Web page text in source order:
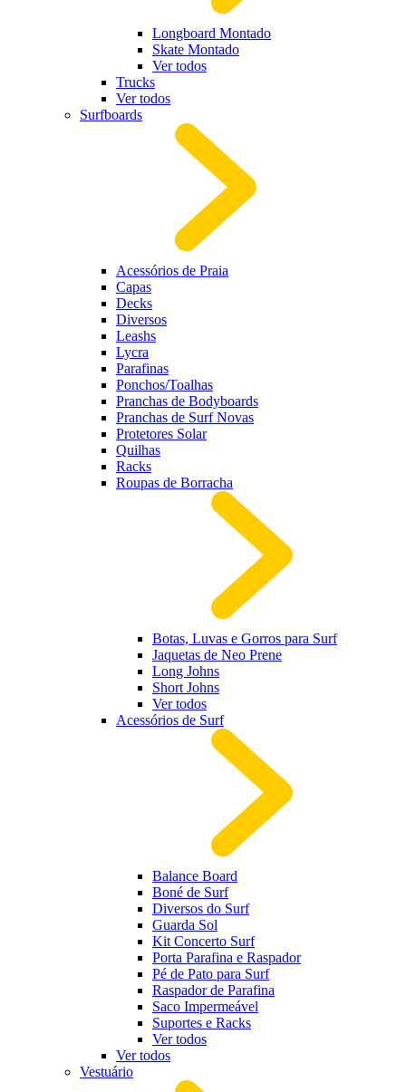
Longboard Montado
Skate Montado
Ver todos
Trucks
Ver todos
Surfboards
Acessórios de Praia
Capas
Decks
Diversos
Leashs
Lycra
Parafinas
Ponchos/Toalhas
Pranchas de Bodyboards
Pranchas de Surf Novas
Protetores Solar
Quilhas
Racks
Roupas de Borracha
Botas, Luvas e Gorros para Surf
Jaquetas de Neo Prene
Long Johns
Short Johns
Ver todos
Acessórios de Surf
Balance Board
Boné de Surf
Diversos do Surf
Guarda Sol
Kit Concerto Surf
Porta Parafina e Raspador
Pé de Pato para Surf
Raspador de Parafina
Saco Impermeável
Suportes e Racks
Ver todos
Ver todos
Vestuário